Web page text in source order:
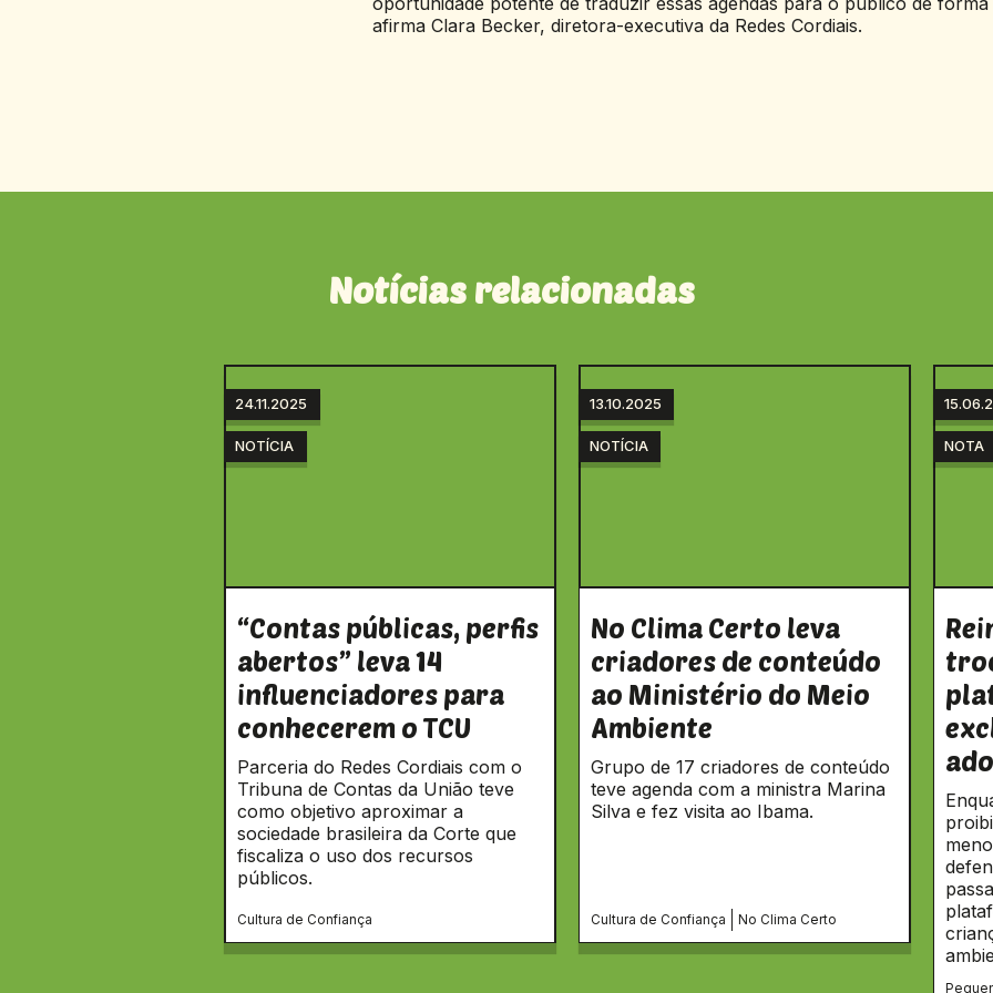
afirma Clara Becker, diretora-executiva da Redes Cordiais.
Notícias relacionadas
24.11.2025
NOTÍCIA
“Contas públicas, perfis
abertos” leva 14
influenciadores para
conhecerem o TCU
Parceria do Redes Cordiais com o
Tribuna de Contas da União teve
como objetivo aproximar a
sociedade brasileira da Corte que
fiscaliza o uso dos recursos
públicos.
Cultura de Confiança
13.10.2025
NOTÍCIA
No Clima Certo leva
criadores de conteúdo
ao Ministério do Meio
Ambiente
Grupo de 17 criadores de conteúdo
teve agenda com a ministra Marina
Silva e fez visita ao Ibama.
Cultura de Confiança No Clima Certo
NOTA